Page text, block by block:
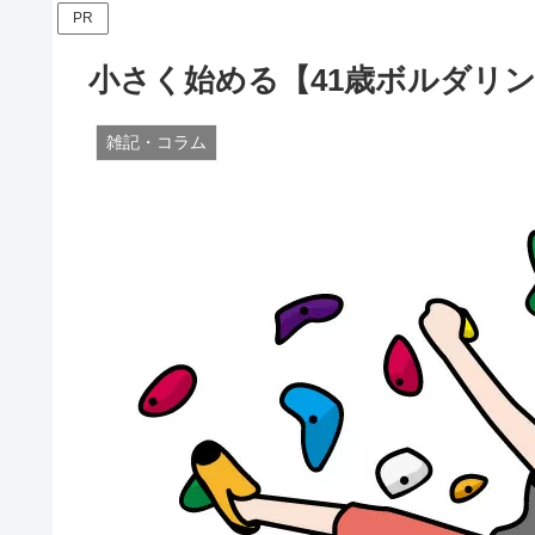
PR
小さく始める【41歳ボルダリ
雑記・コラム